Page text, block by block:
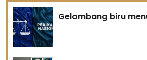
Gelombang biru